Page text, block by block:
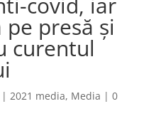
pe presă şi
curentul
| 2021 media, Media | 0